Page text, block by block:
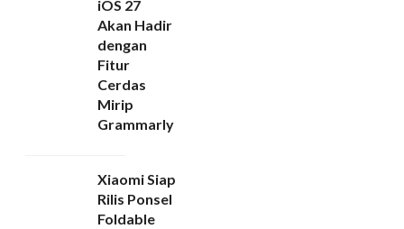
iOS 27
Akan Hadir
dengan
Fitur
Cerdas
Mirip
Grammarly
Xiaomi Siap
Rilis Ponsel
Foldable